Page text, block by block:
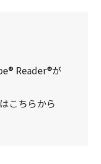
Reader®が
こちらから